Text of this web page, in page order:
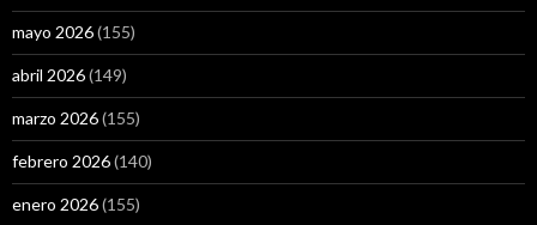
mayo 2026(155)
abril 2026(149)
marzo 2026(155)
febrero 2026(140)
enero 2026(155)